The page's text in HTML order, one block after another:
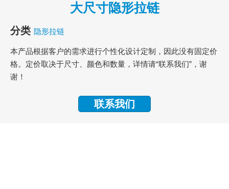
大尺寸隐形拉链
分类 隐形拉链
本产品根据客户的需求进行个性化设计定制，因此没有固定价
格。定价取决于尺寸、颜色和数量，详情请“联系我们”，谢
谢！
联系我们